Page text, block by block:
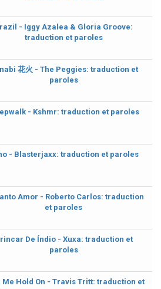
- Iggy Azalea & Gloria Groove:
traduction et paroles
花火 - The Peggies: traduction et
paroles
- Kshmr: traduction et paroles
- Blasterjaxx: traduction et paroles
Amor - Roberto Carlos: traduction
et paroles
De Índio - Xuxa: traduction et
paroles
Me Hold On - Travis Tritt: traduction et